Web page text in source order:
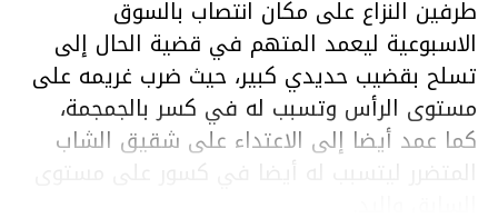
طرفين النزاع على مكان انتصاب بالسوق
الاسبوعية ليعمد المتهم في قضية الحال إلى
تسلح بقضيب حديدي كبير، حيث ضرب غريمه على
مستوى الرأس وتسبب له في كسر بالجمجمة،
كما عمد أيضا إلى الاعتداء على شقيق الشاب
المتضرر ليتسبب له أيضا في كسور على مستوى